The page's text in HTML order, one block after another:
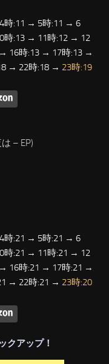
時:11 → 5時:11 → 6
時:13 → 11時:12 → 12
16時:13 → 17時:13 →
→ 22時:18 → 23時:19
– EP)
時:21 → 5時:21 → 6
時:21 → 11時:21 → 12
16時:21 → 17時:21 →
→ 22時:21 → 23時:20
クアップ！